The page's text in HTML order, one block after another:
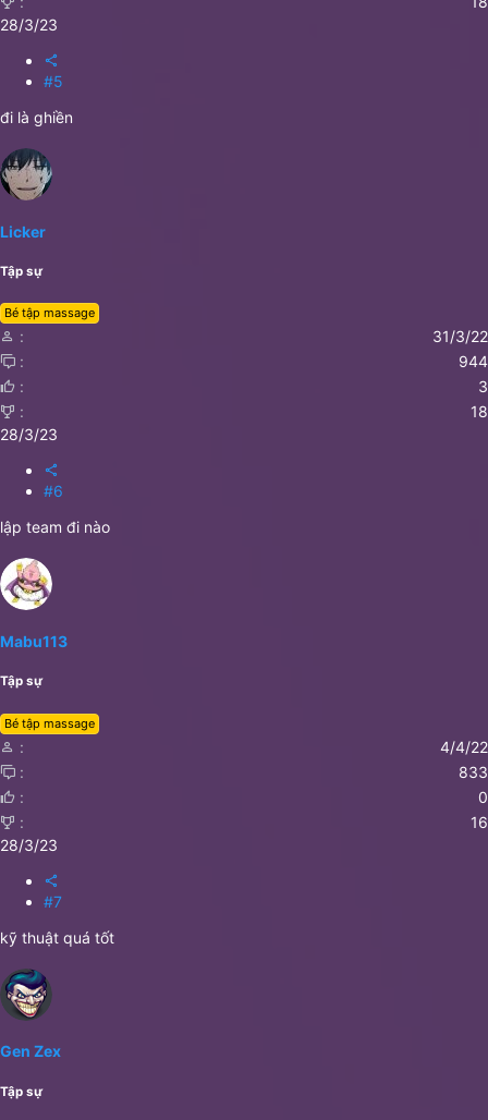
28/3/23
#5
đi là ghiền
Licker
Tập sự
Bé tập massage
31/3/22
944
3
18
28/3/23
#6
lập team đi nào
Mabu113
Tập sự
Bé tập massage
4/4/22
833
0
16
28/3/23
#7
kỹ thuật quá tốt
Gen Zex
Tập sự